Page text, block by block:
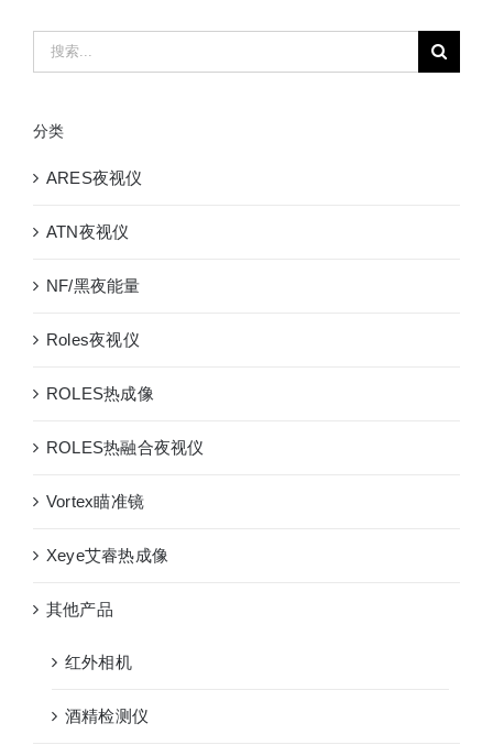
热
索：
分类
ARES夜视仪
ATN夜视仪
NF/黑夜能量
Roles夜视仪
ROLES热成像
ROLES热融合夜视仪
Vortex瞄准镜
Xeye艾睿热成像
其他产品
红外相机
酒精检测仪